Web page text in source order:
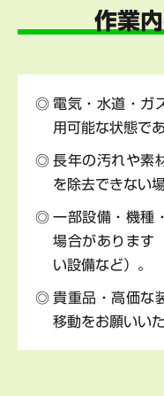
作業
電気・水道・ガ
用可能な状態で
長年の汚れや素
を除去できない
一部設備・機種
場合があります
い設備など）。
貴重品・高価な
移動をお願いい